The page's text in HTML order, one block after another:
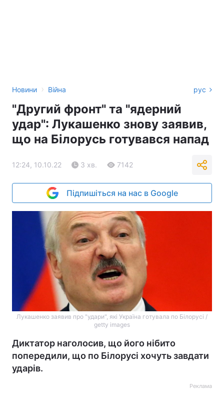
Новини › Війна рус
"Другий фронт" та "ядерний
удар": Лукашенко знову заявив,
що на Білорусь готувався напад
12:24, 10.10.22 3 хв. 7142
Підпишіться на нас в Google
Лукашенко заявив про "удари", які Україна готувала по Білорусі /
getty images
Диктатор наголосив, що його нібито
попередили, що по Білорусі хочуть завдати
ударів.
Реклама